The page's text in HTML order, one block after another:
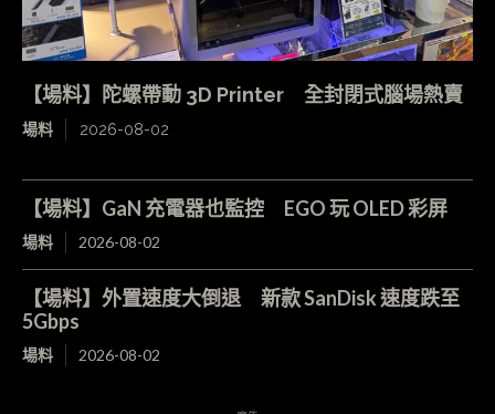
【場料】陀螺帶動 3D Printer 全封閉式腦場熱賣
場料 2026-08-02
【場料】GaN 充電器也監控 EGO 玩 OLED 彩屏
場料 2026-08-02
【場料】外置速度大倒退 新款 SanDisk 速度跌至
5Gbps
場料 2026-08-02